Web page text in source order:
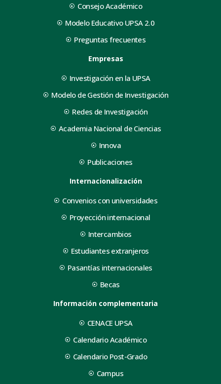
Consejo Académico
Modelo Educativo UPSA 2.0
Preguntas frecuentes
Empresas
Investigación en la UPSA
Modelo de Gestión de Investigación
Redes de Investigación
Academia Nacional de Ciencias
Innova
Publicaciones
Internacionalización
Convenios con universidades
Proyección internacional
Intercambios
Estudiantes extranjeros
Pasantías internacionales
Becas
Información complementaria
CENACE UPSA
Calendario Académico
Calendario Post-Grado
Campus